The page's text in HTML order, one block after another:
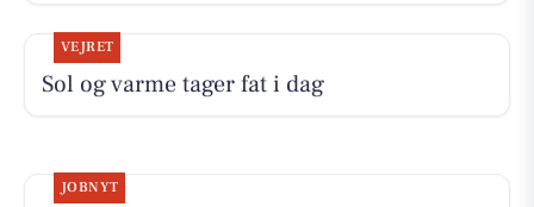
VEJRET
Sol og varme tager fat i dag
JOBNYT